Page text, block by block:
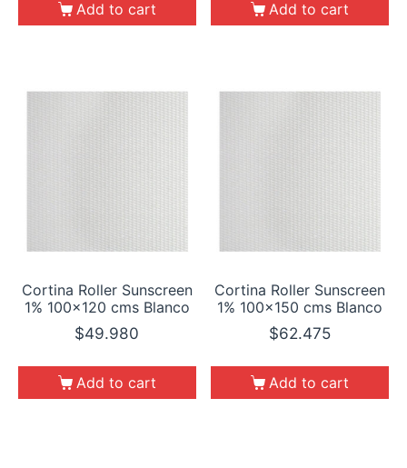
Add to cart Add to cart
Cortina Roller Sunscreen
1% 100×120 cms Blanco
$49.980
Add to cart
Cortina Roller Sunscreen
1% 100×150 cms Blanco
$62.475
Add to cart